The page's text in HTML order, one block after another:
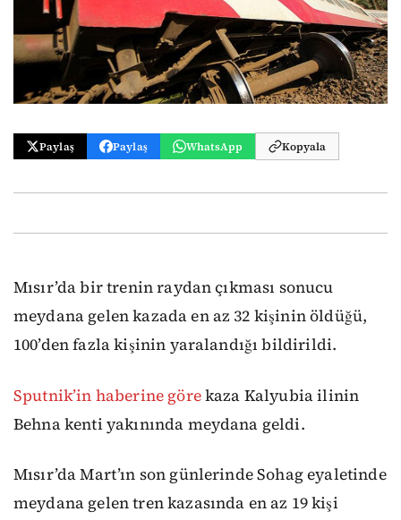
Paylaş Paylaş WhatsApp Kopyala
Mısır’da bir trenin raydan çıkması sonucu
meydana gelen kazada en az 32 kişinin öldüğü,
100’den fazla kişinin yaralandığı bildirildi.
Sputnik’in haberine görekaza Kalyubia ilinin
Behna kenti yakınında meydana geldi.
Mısır’da Mart’ın son günlerinde Sohag eyaletinde
meydana gelen tren kazasında en az 19 kişi